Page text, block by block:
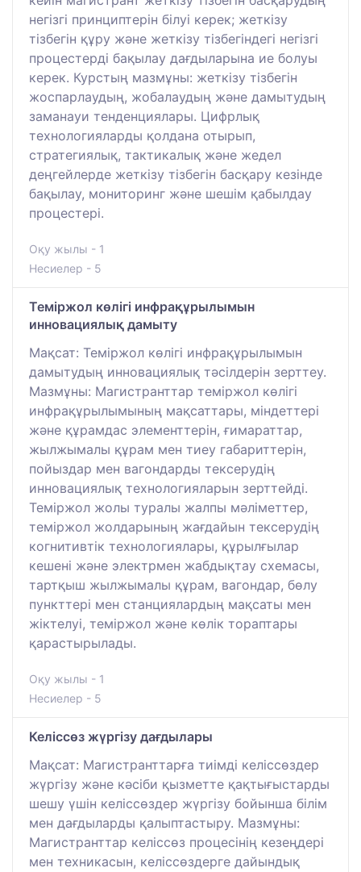
негізгі принциптерін білуі керек; жеткізу
тізбегін құру және жеткізу тізбегіндегі негізгі
процестерді бақылау дағдыларына ие болуы
керек. Курстың мазмұны: жеткізу тізбегін
жоспарлаудың, жобалаудың және дамытудың
заманауи тенденциялары. Цифрлық
технологияларды қолдана отырып,
стратегиялық, тактикалық және жедел
деңгейлерде жеткізу тізбегін басқару кезінде
бақылау, мониторинг және шешім қабылдау
процестері.
Оқу жылы - 1
Несиелер - 5
Теміржол көлігі инфрақұрылымын
инновациялық дамыту
Мақсат: Теміржол көлігі инфрақұрылымын
дамытудың инновациялық тәсілдерін зерттеу.
Мазмұны: Магистранттар теміржол көлігі
инфрақұрылымының мақсаттары, міндеттері
және құрамдас элементтерін, ғимараттар,
жылжымалы құрам мен тиеу габариттерін,
пойыздар мен вагондарды тексерудің
инновациялық технологияларын зерттейді.
Теміржол жолы туралы жалпы мәліметтер,
теміржол жолдарының жағдайын тексерудің
когнитивтік технологиялары, құрылғылар
кешені және электрмен жабдықтау схемасы,
тартқыш жылжымалы құрам, вагондар, бөлу
пункттері мен станциялардың мақсаты мен
жіктелуі, теміржол және көлік тораптары
қарастырылады.
Оқу жылы - 1
Несиелер - 5
Келіссөз жүргізу дағдылары
Мақсат: Магистранттарға тиімді келіссөздер
жүргізу және кәсіби қызметте қақтығыстарды
шешу үшін келіссөздер жүргізу бойынша білім
мен дағдыларды қалыптастыру. Мазмұны:
Магистранттар келіссөз процесінің кезеңдері
мен техникасын, келіссөздерге дайындық